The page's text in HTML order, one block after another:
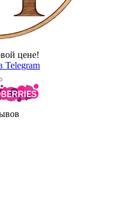
цене!
Telegram